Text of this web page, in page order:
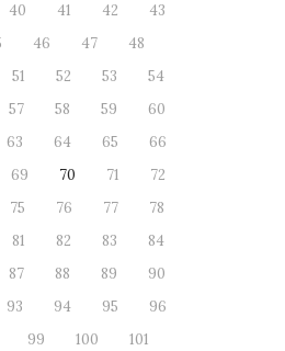
40 41 42
43
46 47
48
51 52 53
54
57 58 59
60
63 64 65
66
69 70 71
72
75 76 77
78
81 82 83
84
87 88 89
90
93 94 95
96
99 100
101